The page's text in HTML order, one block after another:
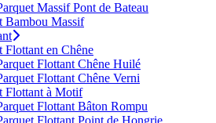
Massif Pont de Bateau
Bambou Massif
Flottant en Chêne
Flottant Chêne Huilé
Flottant Chêne Verni
Flottant à Motif
Flottant Bâton Rompu
Flottant Point de Hongrie